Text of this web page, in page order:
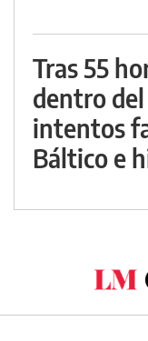
Tras 55
dentro
intentos
Báltico e